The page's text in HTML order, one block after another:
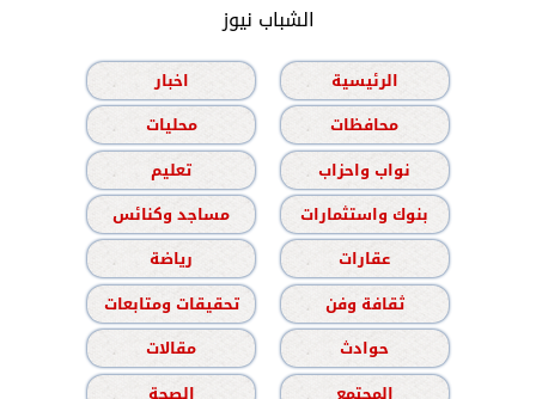
الشباب نيوز
الرئيسية
اخبار
محافظات
محليات
نواب واحزاب
تعليم
بنوك واستثمارات
مساجد وكنائس
عقارات
رياضة
ثقافة وفن
تحقيقات ومتابعات
حوادث
مقالات